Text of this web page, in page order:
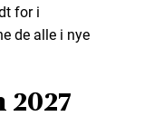
for i
de alle i nye
2027